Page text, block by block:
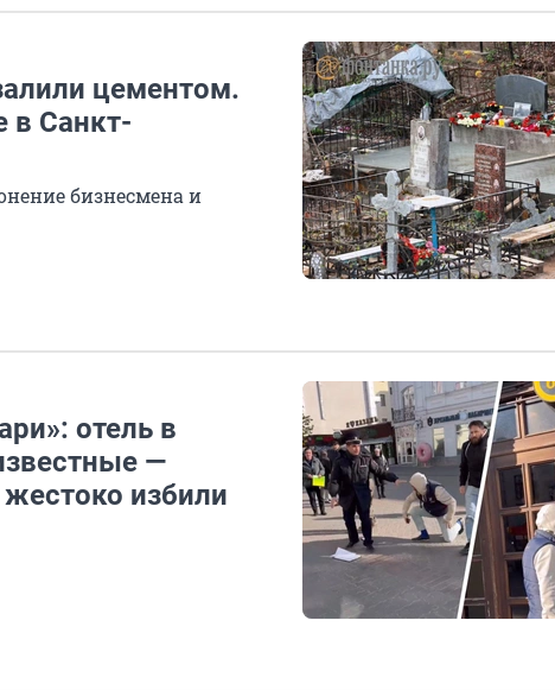
цементом.
в Санкт-
бизнесмена и
отель в
—
избили